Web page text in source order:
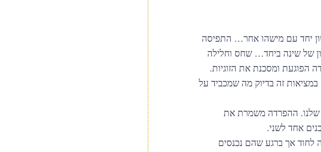
יחד עם מישהו אחר… התפיסה
של שינה ביחד… שחס וחלילה
ומסכנת את הזוגיות.
זה בדיוק מה שמכביד על
שלנו. ההפרדה משמרת את
אחד לשני.
לחוד אך ברגע שהם נכנסים